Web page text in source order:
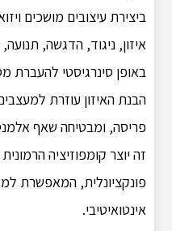
ביצירת עיצובים מושכים
איזון, ניגוד, הדגשה,
באופן סינרגיסטי להעברת
הבנת האיזון עוזרת
פריסה, ומבטיחה שאף
זה יוצר קומפוזיציה
פונקציונלית, המאפשרת
אינטואיטיבי.